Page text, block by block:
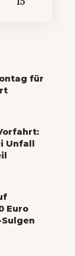
für
Unfall
Euro